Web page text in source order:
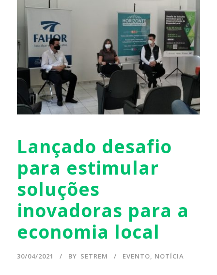
Lançado desafio
para estimular
soluções
inovadoras para a
economia local
30/04/2021 BY SETREM EVENTO, NOTÍCIA